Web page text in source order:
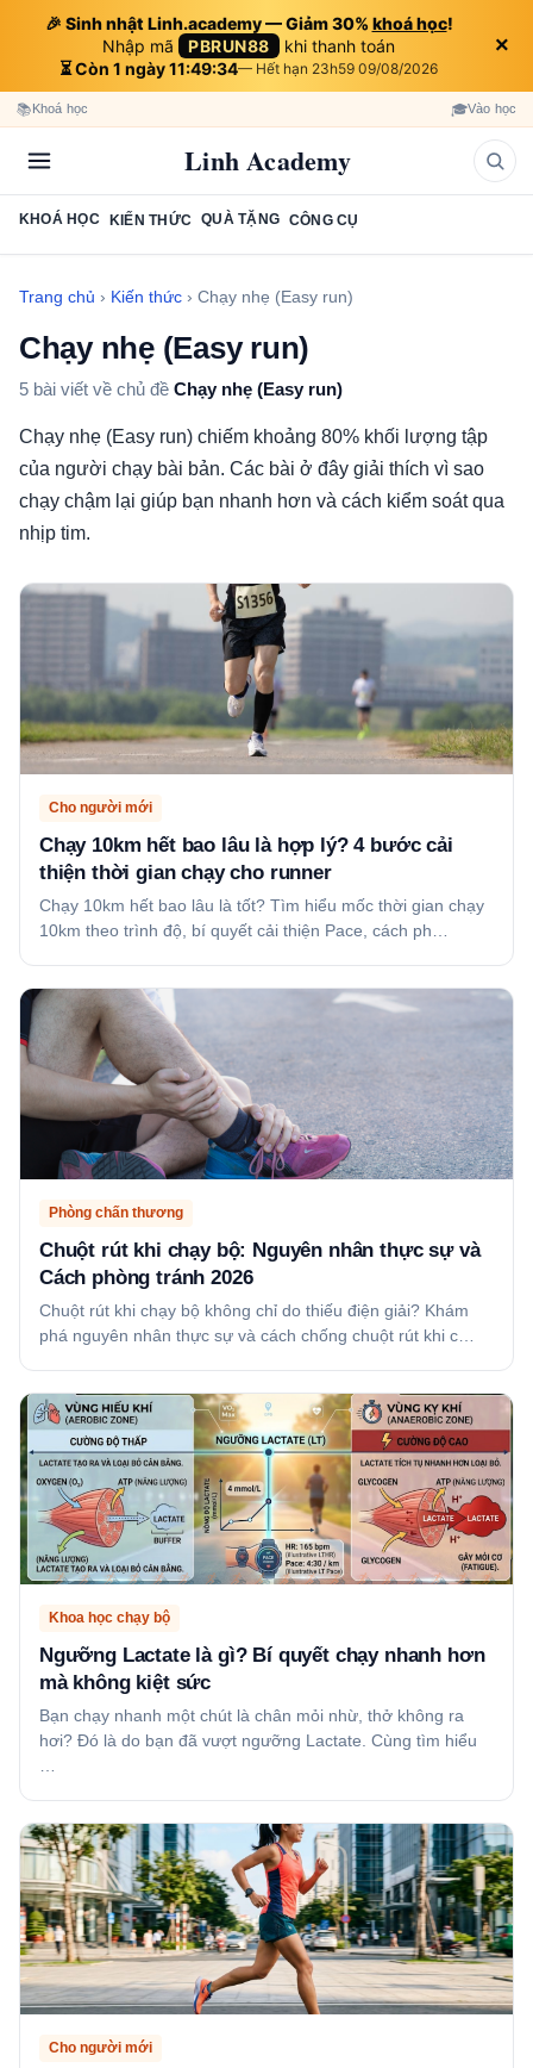
🎉 Sinh nhật Linh.academy — Giảm 30% khoá học!
Nhập mã PBRUN88 khi thanh toán
⏳ Còn 1 ngày 11:49:34— Hết hạn 23h59 09/08/2026
×
📚Khoá học 🎓Vào học
Linh Academy
KHOÁ HỌC KIẾN THỨC QUÀ TẶNG CÔNG CỤ
Trang chủ › Kiến thức › Chạy nhẹ (Easy run)
Chạy nhẹ (Easy run)
5 bài viết về chủ đề Chạy nhẹ (Easy run)
Chạy nhẹ (Easy run) chiếm khoảng 80% khối lượng tập
của người chạy bài bản. Các bài ở đây giải thích vì sao
chạy chậm lại giúp bạn nhanh hơn và cách kiểm soát qua
nhịp tim.
Cho người mới
Chạy 10km hết bao lâu là hợp lý? 4 bước cải
thiện thời gian chạy cho runner
Chạy 10km hết bao lâu là tốt? Tìm hiểu mốc thời gian chạy
10km theo trình độ, bí quyết cải thiện Pace, cách ph…
Phòng chấn thương
Chuột rút khi chạy bộ: Nguyên nhân thực sự và
Cách phòng tránh 2026
Chuột rút khi chạy bộ không chỉ do thiếu điện giải? Khám
phá nguyên nhân thực sự và cách chống chuột rút khi c…
Khoa học chạy bộ
Ngưỡng Lactate là gì? Bí quyết chạy nhanh hơn
mà không kiệt sức
Bạn chạy nhanh một chút là chân mỏi nhừ, thở không ra
hơi? Đó là do bạn đã vượt ngưỡng Lactate. Cùng tìm hiểu
Cho người mới